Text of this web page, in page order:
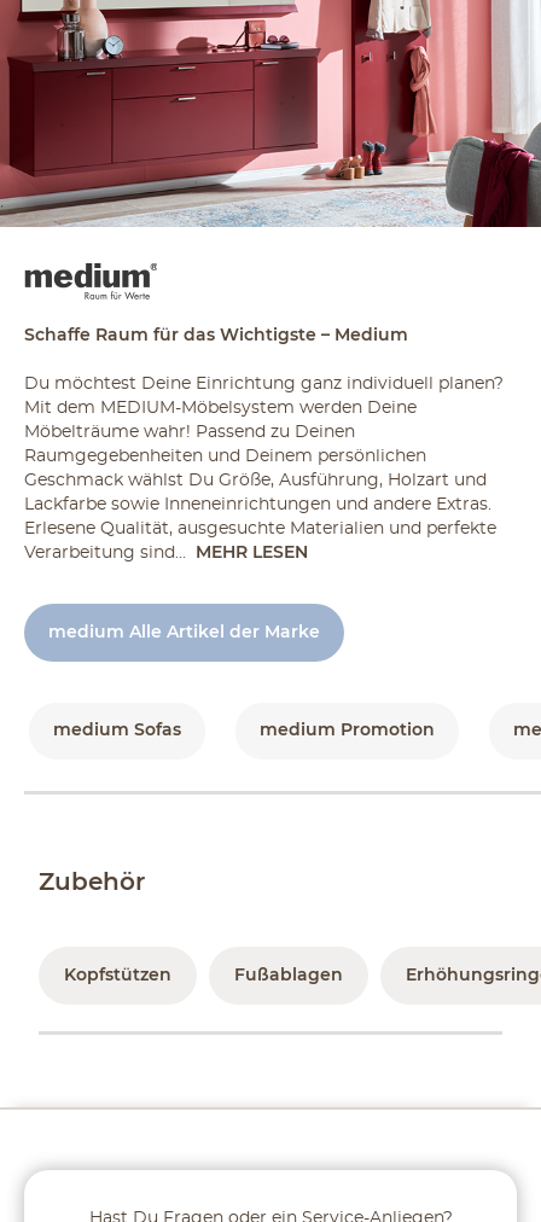
Schaffe Raum für das Wichtigste – Medium
Du möchtest Deine Einrichtung ganz individuell planen?
Mit dem MEDIUM-Möbelsystem werden Deine
Möbelträume wahr! Passend zu Deinen
Raumgegebenheiten und Deinem persönlichen
Geschmack wählst Du Größe, Ausführung, Holzart und
Lackfarbe sowie Inneneinrichtungen und andere Extras.
Erlesene Qualität, ausgesuchte Materialien und perfekte
Verarbeitung sind...
MEHR LESEN
medium Alle Artikel der Marke
medium Sofas medium Promotion
Zubehör
Kopfstützen Fußablagen
Hast Du Fragen oder ein Service-Anliegen?